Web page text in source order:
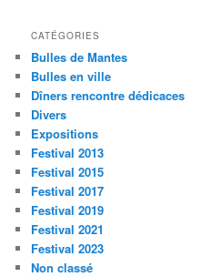
CATÉGORIES
Bulles de Mantes
Bulles en ville
Dîners rencontre dédicaces
Divers
Expositions
Festival 2013
Festival 2015
Festival 2017
Festival 2019
Festival 2021
Festival 2023
Non classé